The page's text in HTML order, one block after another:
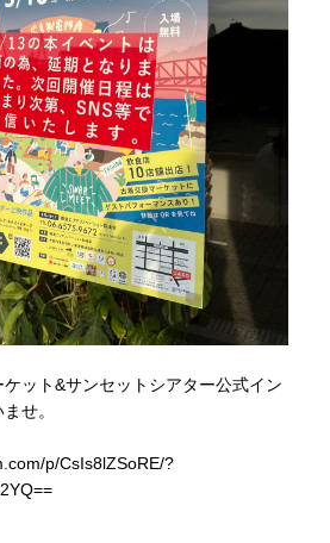
ット&サンセットシアター公式イン
せ。
p/CsIs8lZSoRE/?